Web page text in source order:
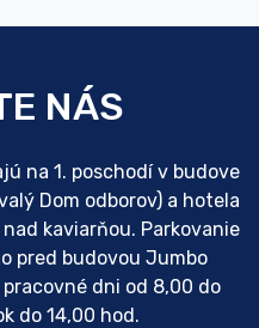
NÁS
na 1. poschodí v budove
Dom odborov) a hotela
kaviarňou. Parkovanie
pred budovou Jumbo
pracovné dni od 8,00 do
do 14,00 hod.